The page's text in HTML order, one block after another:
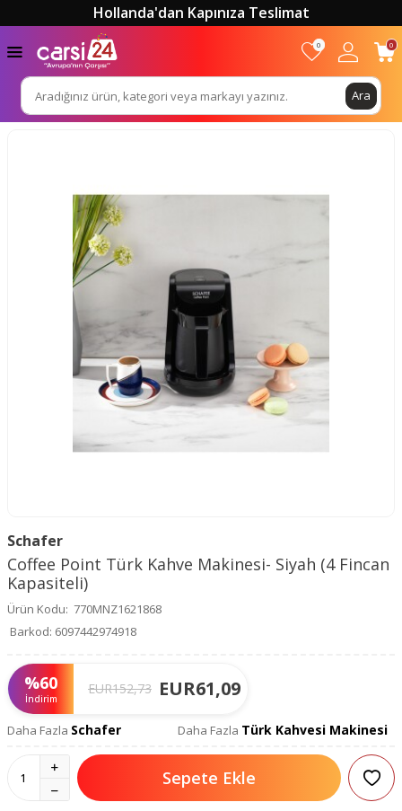
Hollanda'dan Kapınıza Teslimat
Ara
0 0
Schafer
Coffee Point Türk Kahve Makinesi- Siyah (4 Fincan
Kapasiteli)
Ürün Kodu: 770MNZ1621868
Barkod: 6097442974918
%60
İndirim
EUR152,73 EUR61,09
Daha Fazla Schafer Daha Fazla Türk Kahvesi Makinesi
Sepete Ekle